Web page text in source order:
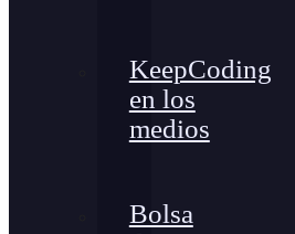
KeepCoding
en los
medios
Bolsa